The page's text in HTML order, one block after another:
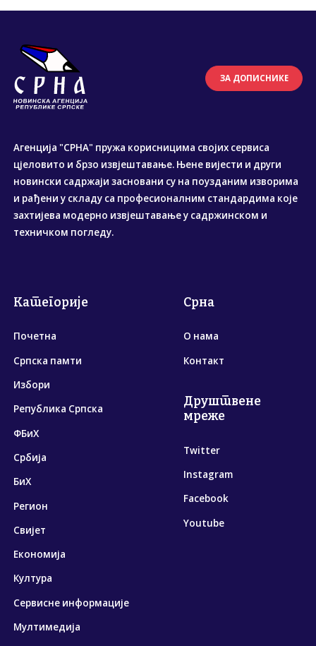
ЗА ДОПИСНИКЕ
Агенција "СРНА" пружа корисницима својих сервиса
цјеловито и брзо извјештавање. Њене вијести и други
новински садржаји засновани су на поузданим изворима
и рађени у складу са професионалним стандардима које
захтијева модерно извјештавање у садржинском и
техничком погледу.
Категорије
Почетна
Српска памти
Избори
Република Српска
ФБиХ
Србија
БиХ
Регион
Свијет
Економија
Култура
Сервисне информације
Мултимедија
Срна
О нама
Контакт
Друштвене
мреже
Twitter
Instagram
Facebook
Youtube